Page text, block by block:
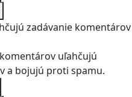
zadávanie komentárov
uľahčujú
a bojujú proti spamu.